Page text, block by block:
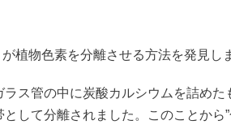
植物色素を分離させる方法を発見し
ス管の中に炭酸カルシウムを詰め
して分離されました。このことから